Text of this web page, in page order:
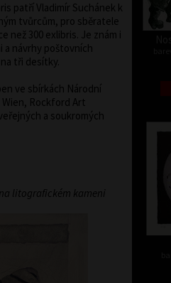
patří Vladimír Suchánek k
tvůrcům, pro sběratele
než 300 exlibris. Je znám i
a návrhy poštovních
tři desítky.
ve sbírkách Národní
Rockford Art
a soukromých
litografickém kameni